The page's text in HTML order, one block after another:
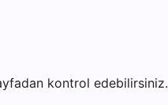
kontrol edebilirsiniz.